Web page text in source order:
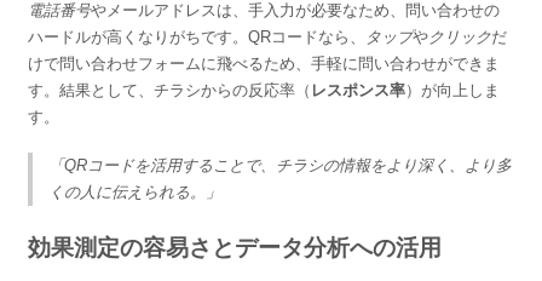
電話番号やメールアドレスは、手入力が必要なため、問い合わせの
ハードルが高くなりがちです。QRコードなら、
タップやクリックだ
けで問い合わせフォームに飛べるため、手軽に問い合わせができま
す。結果として、チラシからの反応率（ レスポンス率）が向上しま
す。
「QRコードを活用することで、チラシの情報をより深く、より多
くの人に伝えられる。」
効果測定の容易さとデータ分析への活用